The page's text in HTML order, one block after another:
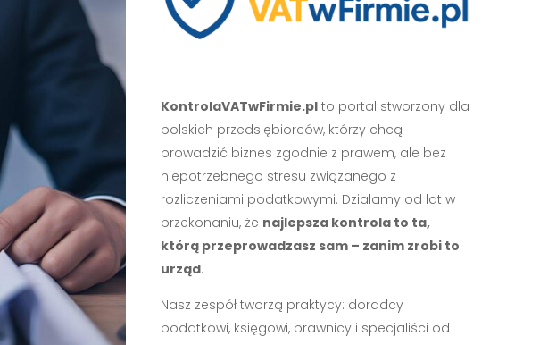
KontrolaVATwFirmie.plto portal stworzony dla
polskich przedsiębiorców, którzy chcą
prowadzić biznes zgodnie z prawem, ale bez
niepotrzebnego stresu związanego z
rozliczeniami podatkowymi. Działamy od lat w
przekonaniu, że najlepsza kontrola to ta,
którą przeprowadzasz sam – zanim zrobi to
urząd.
Nasz zespół tworzą praktycy: doradcy
podatkowi, księgowi, prawnicy i specjaliści od